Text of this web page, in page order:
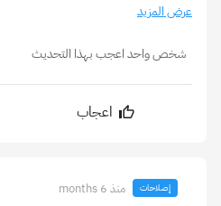
عرض المزيد
شخص واحد اعجب بهذا التحديث
اعجاب
إصلاحات منذ 6 months